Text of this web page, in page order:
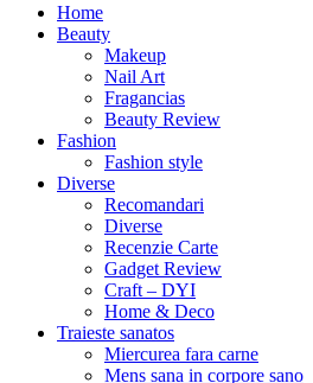
Home
Beauty
Makeup
Nail Art
Fragancias
Beauty Review
Fashion
Fashion style
Diverse
Recomandari
Diverse
Recenzie Carte
Gadget Review
Craft – DYI
Home & Deco
Traieste sanatos
Miercurea fara carne
Mens sana in corpore sano